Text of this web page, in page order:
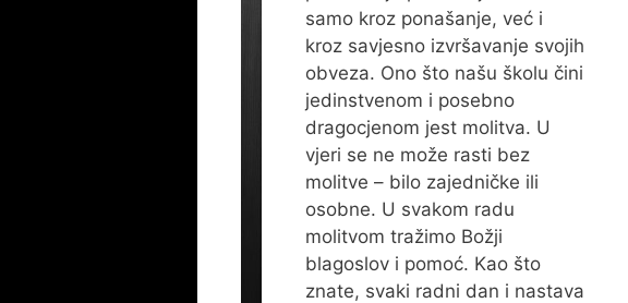
samo kroz ponašanje, već i
kroz savjesno izvršavanje svojih
obveza. Ono što našu školu čini
jedinstvenom i posebno
dragocjenom jest molitva. U
vjeri se ne može rasti bez
molitve – bilo zajedničke ili
osobne. U svakom radu
molitvom tražimo Božji
blagoslov i pomoć. Kao što
znate, svaki radni dan i nastava